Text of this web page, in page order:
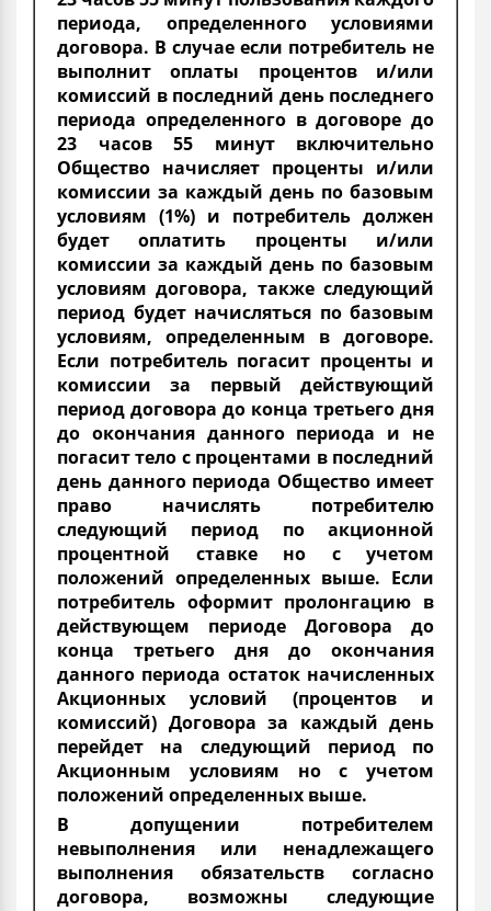
периода, определенного условиями
договора. В случае если потребитель не
выполнит оплаты процентов и/или
комиссий в последний день последнего
периода определенного в договоре до
23 часов 55 минут включительно
Общество начисляет проценты и/или
комиссии за каждый день по базовым
условиям (1%) и потребитель должен
будет оплатить проценты и/или
комиссии за каждый день по базовым
условиям договора, также следующий
период будет начисляться по базовым
условиям, определенным в договоре.
Если потребитель погасит проценты и
комиссии за первый действующий
период договора до конца третьего дня
до окончания данного периода и не
погасит тело с процентами в последний
день данного периода Общество имеет
право начислять потребителю
следующий период по акционной
процентной ставке но с учетом
положений определенных выше. Если
потребитель оформит пролонгацию в
действующем периоде Договора до
конца третьего дня до окончания
данного периода остаток начисленных
Акционных условий (процентов и
комиссий) Договора за каждый день
перейдет на следующий период по
Акционным условиям но с учетом
положений определенных выше.
В допущении потребителем
невыполнения или ненадлежащего
выполнения обязательств согласно
договора, возможны следующие